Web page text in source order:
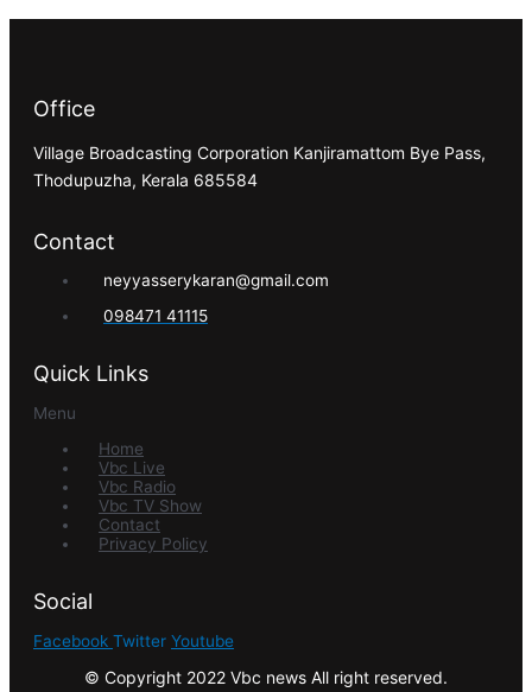
Office
Village Broadcasting Corporation Kanjiramattom Bye Pass,
Thodupuzha, Kerala 685584
Contact
neyyasserykaran@gmail.com
098471 41115
Quick Links
Menu
Home
Vbc Live
Vbc Radio
Vbc TV Show
Contact
Privacy Policy
Social
Facebook Twitter Youtube
© Copyright 2022 Vbc news All right reserved.